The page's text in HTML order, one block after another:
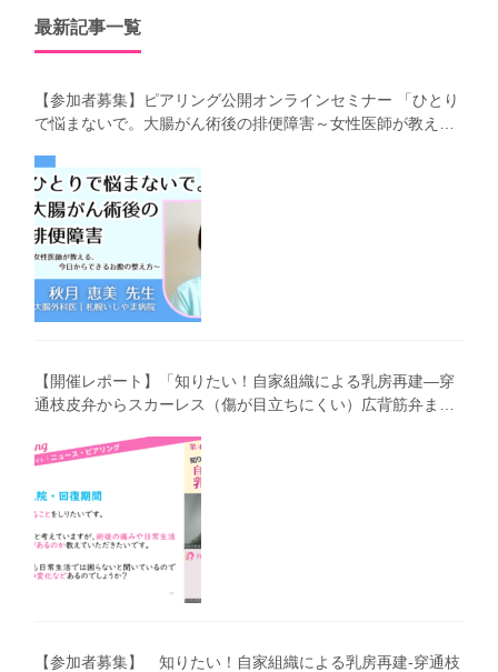
最新記事一覧
【参加者募集】ピアリング公開オンラインセミナー 「ひとり
で悩まないで。大腸がん術後の排便障害～女性医師が教え
【開催レポート】「知りたい！自家組織による乳房再建―穿
通枝皮弁からスカーレス（傷が目立ちにくい）広背筋弁まで
【参加者募集】 知りたい！自家組織による乳房再建-穿通枝